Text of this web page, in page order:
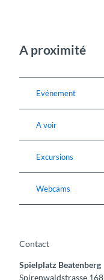
A proximité
Evénement
A voir
Excursions
Webcams
Contact
Spielplatz Beatenberg
Spirenwaldstrasse 168